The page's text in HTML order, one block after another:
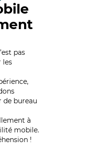
pas
les
bureau
à
mobile.
!